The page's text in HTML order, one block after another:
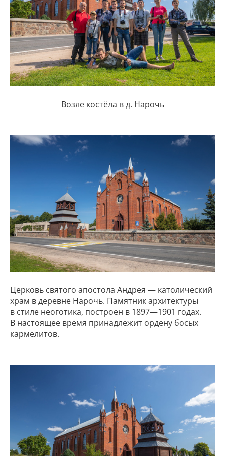
Возле костёла в д. Нарочь
Церковь святого апостола Андрея — католический
храм в деревне Нарочь. Памятник архитектуры
в стиле неоготика, построен в 1897—1901 годах.
В настоящее время принадлежит ордену босых
кармелитов.